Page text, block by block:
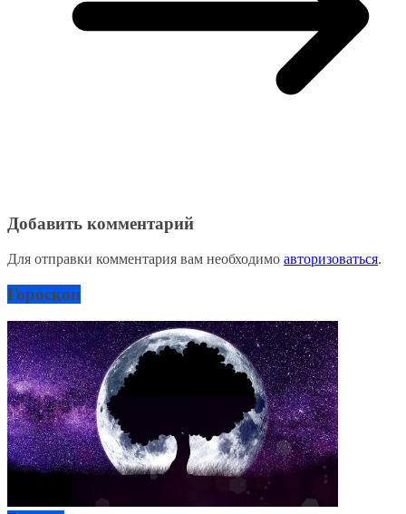
Добавить комментарий
Для отправки комментария вам необходимо авторизоваться.
Гороскоп